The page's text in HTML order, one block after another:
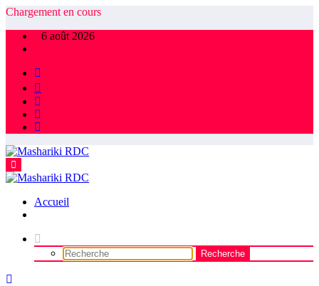
Aller
contenu
Chargement en cours
6 août 2026
Accueil